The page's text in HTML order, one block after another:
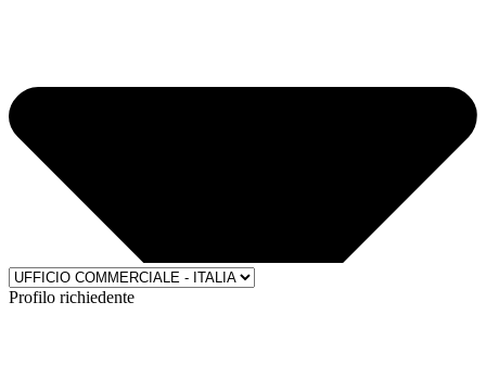
Profilo richiedente